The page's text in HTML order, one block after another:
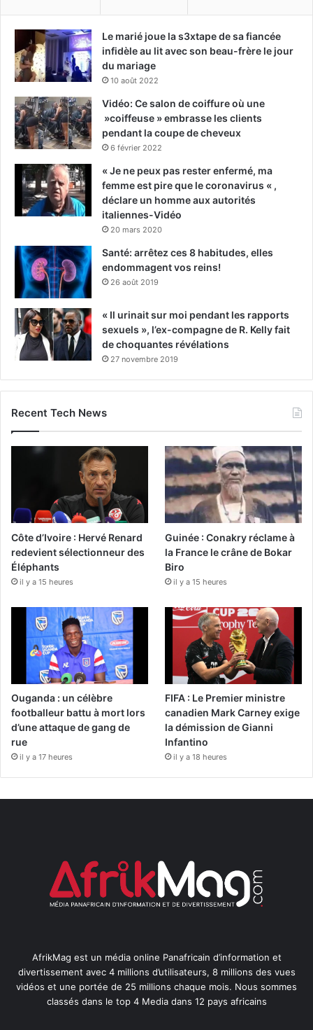
Le marié joue la s3xtape de sa fiancée
infidèle au lit avec son beau-frère le jour
du mariage
10 août 2022
Vidéo: Ce salon de coiffure où une
»coiffeuse » embrasse les clients
pendant la coupe de cheveux
6 février 2022
« Je ne peux pas rester enfermé, ma
femme est pire que le coronavirus « ,
déclare un homme aux autorités
italiennes-Vidéo
20 mars 2020
Santé: arrêtez ces 8 habitudes, elles
endommagent vos reins!
26 août 2019
« Il urinait sur moi pendant les rapports
sexuels », l’ex-compagne de R. Kelly fait
de choquantes révélations
27 novembre 2019
Recent Tech News
Côte d’Ivoire : Hervé Renard
redevient sélectionneur des
Éléphants
il y a 15 heures
Guinée : Conakry réclame à
la France le crâne de Bokar
Biro
il y a 15 heures
Ouganda : un célèbre
footballeur battu à mort lors
d’une attaque de gang de
rue
il y a 17 heures
FIFA : Le Premier ministre
canadien Mark Carney exige
la démission de Gianni
Infantino
il y a 18 heures
AfrikMag est un média online Panafricain d’information et
divertissement avec 4 millions d’utilisateurs, 8 millions des vues
vidéos et une portée de 25 millions chaque mois. Nous sommes
classés dans le top 4 Media dans 12 pays africains